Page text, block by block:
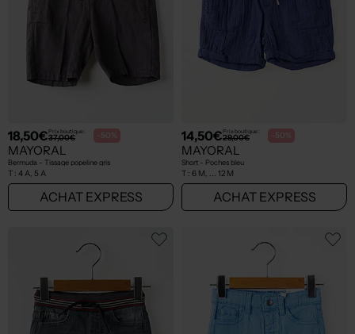
18,50€Prix boutique :
37,00€ -50%
MAYORAL
Bermuda - Tissage popeline gris
T : 4 A, 5 A
ACHAT EXPRESS
14,50€Prix boutique :
29,00€ -50%
MAYORAL
Short - Poches bleu
T : 6 M, ... 12 M
ACHAT EXPRESS